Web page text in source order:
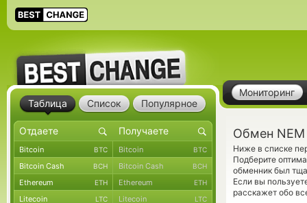
Мониторинг
Обмен
Ниже в списке
Подберите
обменник был
Если вы
расскажет обо
Таблица Список Популярное
Bitcoin BTC Bitcoin BTC
Bitcoin Cash BCH Bitcoin Cash BCH
Ethereum ETH Ethereum ETH
Litecoin LTC Litecoin LTC